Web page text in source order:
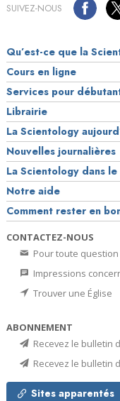
SUIVEZ-NOUS
Qu’est-ce que la
Cours en ligne
Services pour
Librairie
La Scientology
Nouvelles journalières
La Scientology dans
Notre aide
Comment rester en
CONTACTEZ-NOUS
Pour toute
Impressions
Trouver une Église
ABONNEMENT
Recevez le bulletin
Recevez le bulletin
Sites apparentés